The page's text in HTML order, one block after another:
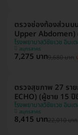
ตรวจช่องท้องส่วน
Upper Abdomen)
โรงพยาบาลวิชัยเวช อิน
สมุทรสาคร
7,275 บาท9,680 บาท
ตรวจสุขภาพ 27 รา
ECHO) (ผู้ชาย 15 ปี
โรงพยาบาลวิชัยเวช อิน
สมุทรสาคร
8,415 บาท22,010 บาท